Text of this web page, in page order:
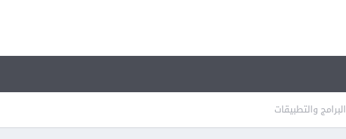
البرامج والتطبيقات